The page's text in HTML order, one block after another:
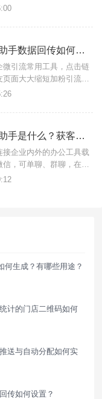
示，点击链接直接跳转
打标签、发送欢迎语，缩
商即可生成、管理获客
}如何生成获
企业微信获客助手数据回传如何实现？如何精准广告投放？
引流常用工具，点击链
面大大缩短加粉引流链
广告时，广告数据回传
助转化宝这款三方获客助
用户都可以使用。{转化
将用户在广告
企业微信获客助手是什么？获客助手如何使用？
接企业内外的办公工具载
，可单聊、群聊，在微
服务。获客助手便是链
何生成？有哪些用途？
计的门店二维码如何
送与自动分配如何实
传如何设置？